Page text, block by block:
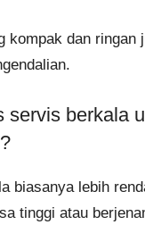
kompak dan ringan
servis berkala
biasanya lebih
tinggi atau